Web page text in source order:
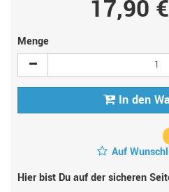
17,90 €
Menge
In den
Auf
Hier bist Du auf der sicheren